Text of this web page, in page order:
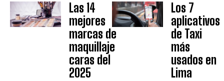
Las 14
mejores
marcas de
maquillaje
caras del
2025
Los 7
aplicativos
de Taxi
más
usados en
Lima